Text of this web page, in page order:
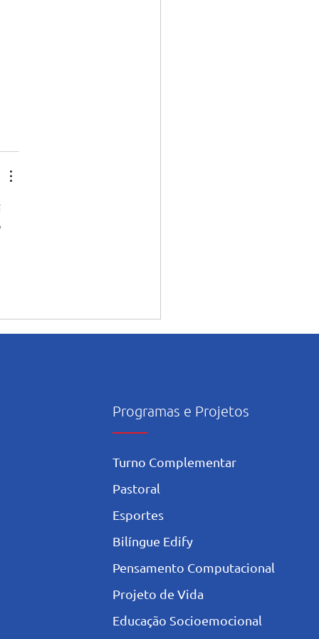
Programas e Projetos
Turno Complementar
Pastoral
Esportes
Bilíngue Edify
Pensamento Computacional
Projeto de Vida
Educação Socioemocional